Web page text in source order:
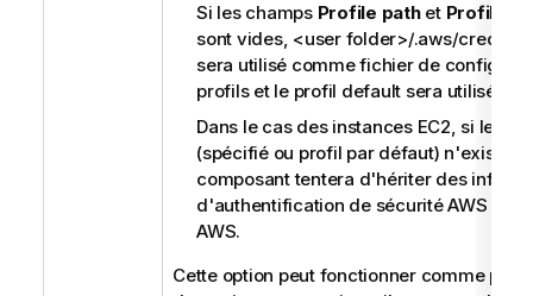
Si les champs Profile pathet Profile
sont vides, <user folder>/.aws/
sera utilisé comme fichier de
profils et le profil default sera utilisé.
Dans le cas des instances EC2, si le
(spécifié ou profil par défaut) n'existe
composant tentera d'hériter des
d'authentification de sécurité AWS du
AWS.
Cette option peut fonctionner comme